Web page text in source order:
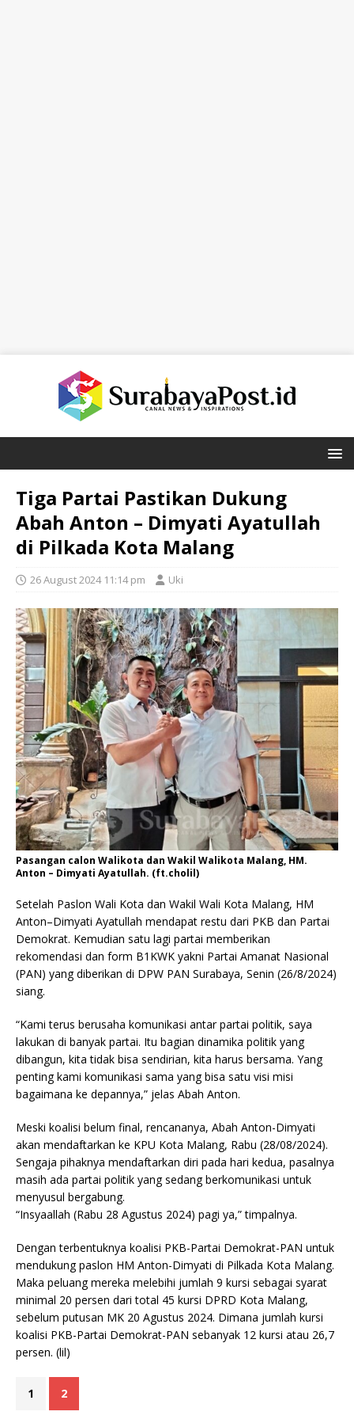
Tiga Partai Pastikan Dukung
Abah Anton – Dimyati Ayatullah
di Pilkada Kota Malang
26 August 2024 11:14 pm Uki
Pasangan calon Walikota dan Wakil Walikota Malang, HM.
Anton – Dimyati Ayatullah. (ft.cholil)
Setelah Paslon Wali Kota dan Wakil Wali Kota Malang, HM
Anton–Dimyati Ayatullah mendapat restu dari PKB dan Partai
Demokrat. Kemudian satu lagi partai memberikan
rekomendasi dan form B1KWK yakni Partai Amanat Nasional
(PAN) yang diberikan di DPW PAN Surabaya, Senin (26/8/2024)
siang.
“Kami terus berusaha komunikasi antar partai politik, saya
lakukan di banyak partai. Itu bagian dinamika politik yang
dibangun, kita tidak bisa sendirian, kita harus bersama. Yang
penting kami komunikasi sama yang bisa satu visi misi
bagaimana ke depannya,” jelas Abah Anton.
Meski koalisi belum final, rencananya, Abah Anton-Dimyati
akan mendaftarkan ke KPU Kota Malang, Rabu (28/08/2024).
Sengaja pihaknya mendaftarkan diri pada hari kedua, pasalnya
masih ada partai politik yang sedang berkomunikasi untuk
menyusul bergabung.
“Insyaallah (Rabu 28 Agustus 2024) pagi ya,” timpalnya.
Dengan terbentuknya koalisi PKB-Partai Demokrat-PAN untuk
mendukung paslon HM Anton-Dimyati di Pilkada Kota Malang.
Maka peluang mereka melebihi jumlah 9 kursi sebagai syarat
minimal 20 persen dari total 45 kursi DPRD Kota Malang,
sebelum putusan MK 20 Agustus 2024. Dimana jumlah kursi
koalisi PKB-Partai Demokrat-PAN sebanyak 12 kursi atau 26,7
persen. (lil)
1 2